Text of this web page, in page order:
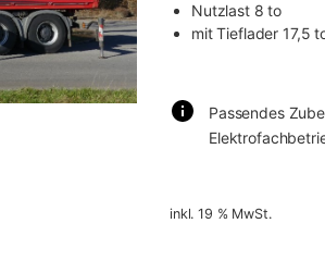
Nutzlast 8 to
mit Tieflader 17,5
Passendes
inkl. 19 % MwSt.